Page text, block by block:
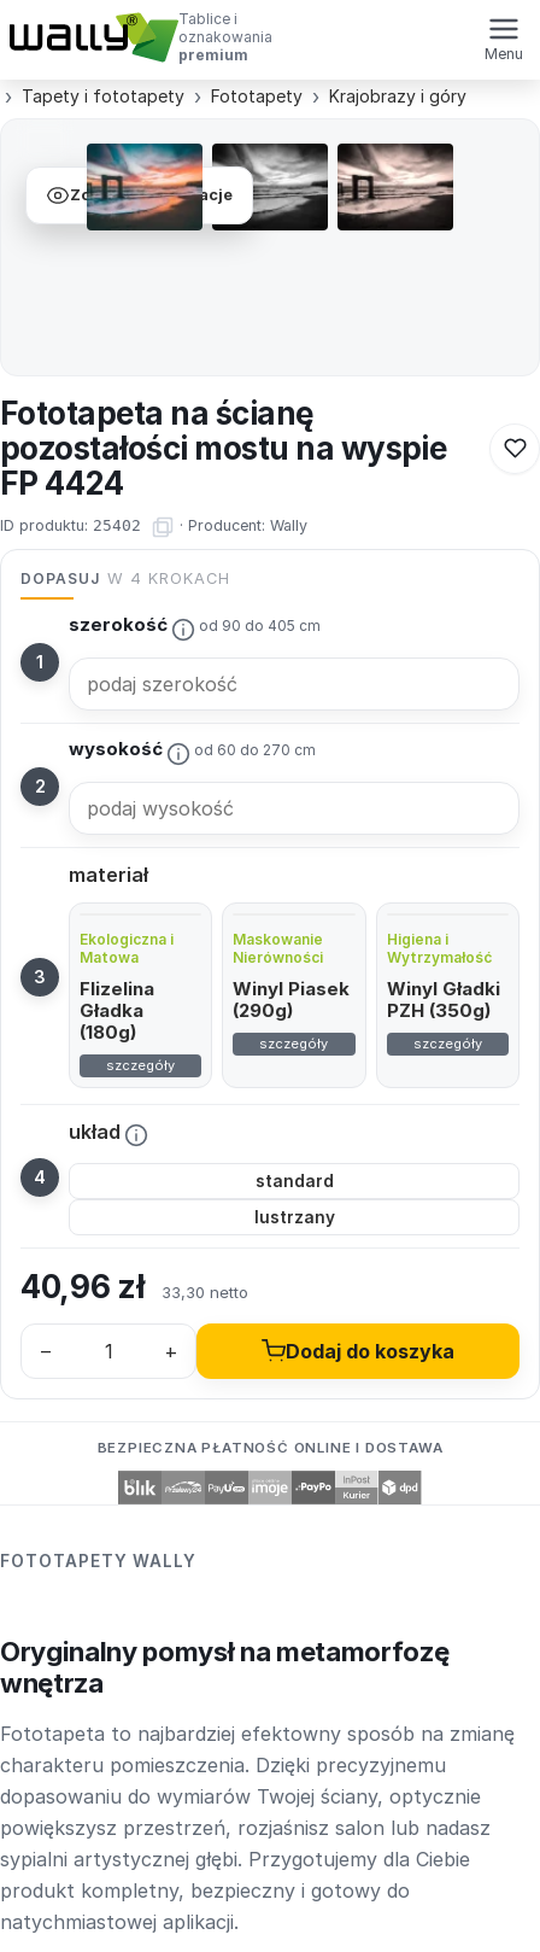
Tablice i
oznakowania
premium
Menu
Tapety i fototapety Fototapety Krajobrazy i góry
Zobacz wizualizacje
Fototapeta na ścianę
pozostałości mostu na wyspie
FP 4424
ID produktu: 25402 · Producent: Wally
DOPASUJ W 4 KROKACH
szerokość od 90 do 405 cm
wysokość od 60 do 270 cm
materiał
Ekologiczna i
Matowa
Flizelina
Gładka
(180g)
szczegóły
Maskowanie
Nierówności
Winyl Piasek
(290g)
szczegóły
Higiena i
Wytrzymałość
Winyl Gładki
PZH (350g)
szczegóły
układ
standard
lustrzany
40,96 zł 33,30 netto
– + Dodaj do koszyka
BEZPIECZNA PŁATNOŚĆ ONLINE I DOSTAWA
FOTOTAPETY WALLY
Oryginalny pomysł na metamorfozę
wnętrza
Fototapeta to najbardziej efektowny sposób na zmianę
charakteru pomieszczenia. Dzięki precyzyjnemu
dopasowaniu do wymiarów Twojej ściany, optycznie
powiększysz przestrzeń, rozjaśnisz salon lub nadasz
sypialni artystycznej głębi. Przygotujemy dla Ciebie
produkt kompletny, bezpieczny i gotowy do
natychmiastowej aplikacji.